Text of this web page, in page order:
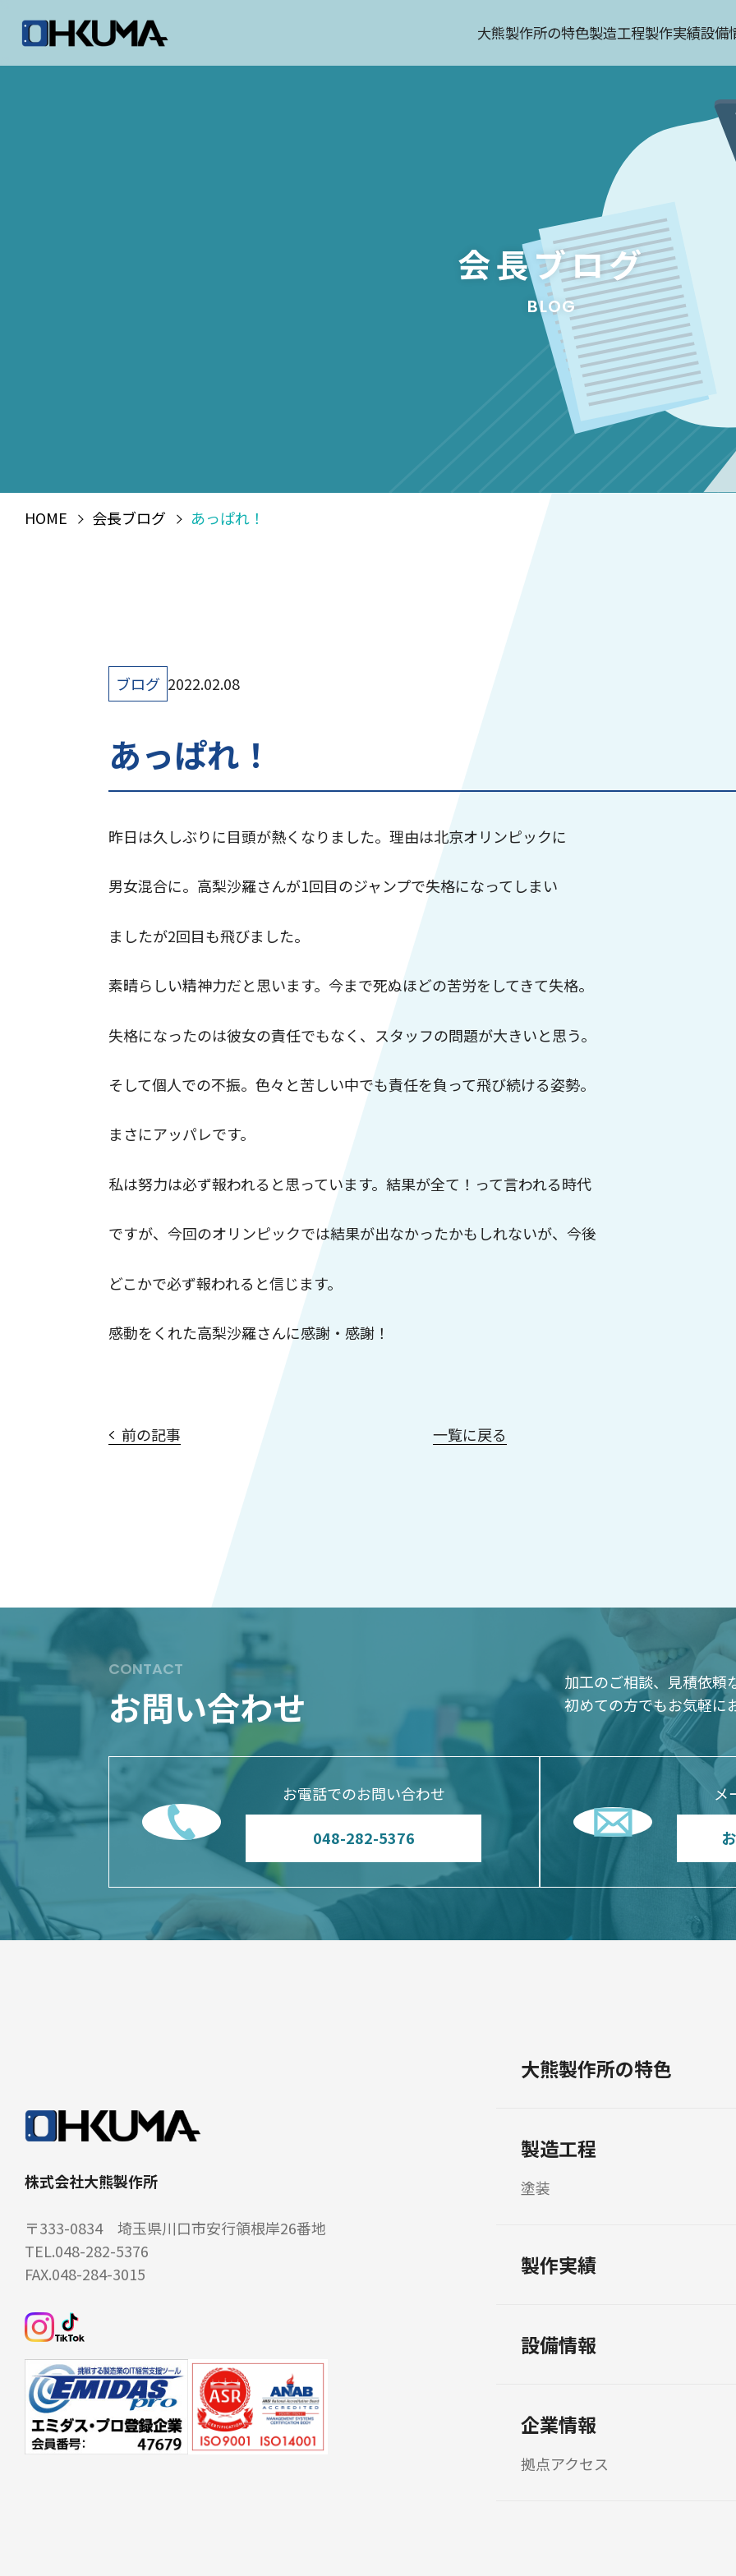
大熊製作所の特色製造工程製作実績設備
会長ブログ
BLOG
HOME 会長ブログ あっぱれ！
ブログ 2022.02.08
あっぱれ！
昨日は久しぶりに目頭が熱くなりました。理由は北京オリンピックに
男女混合に。高梨沙羅さんが1回目のジャンプで失格になってしまい
ましたが2回目も飛びました。
素晴らしい精神力だと思います。今まで死ぬほどの苦労をしてきて失格。
失格になったのは彼女の責任でもなく、スタッフの問題が大きいと思う。
そして個人での不振。色々と苦しい中でも責任を負って飛び続ける姿勢。
まさにアッパレです。
私は努力は必ず報われると思っています。結果が全て！って言われる時代
ですが、今回のオリンピックでは結果が出なかったかもしれないが、今後
どこかで必ず報われると信じます。
感動をくれた高梨沙羅さんに感謝・感謝！
前の記事 一覧に戻る
CONTACT
お問い合わせ
加工のご相談、見積依頼
初めての方でもお気軽に
お電話でのお問い合わせ
048-282-5376
メ
株式会社大熊製作所
〒333-0834 埼玉県川口市安行領根岸26番地
TEL.048-282-5376
FAX.048-284-3015
大熊製作所の特色
製造工程
塗装
製作実績
設備情報
企業情報
拠点アクセス